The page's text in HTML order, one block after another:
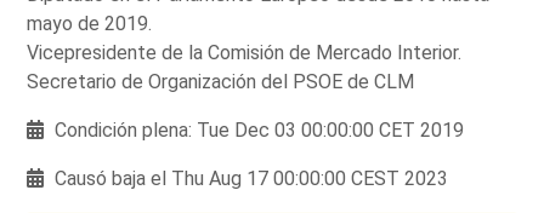
mayo de 2019.
Vicepresidente de la Comisión de Mercado Interior.
Secretario de Organización del PSOE de CLM
Condición plena: Tue Dec 03 00:00:00 CET 2019
Causó baja el Thu Aug 17 00:00:00 CEST 2023